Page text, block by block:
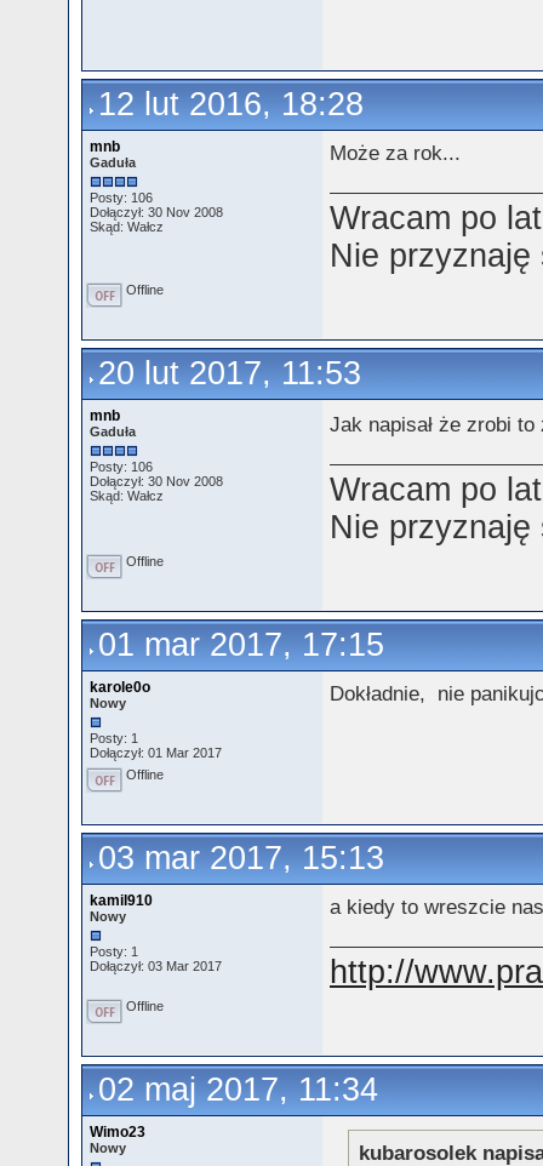
12 lut 2016, 18:28
mnb
Gaduła
Posty: 106
Dołączył: 30 Nov 2008
Skąd: Wałcz
Może za rok...
Wracam po
Nie
Offline
20 lut 2017, 11:53
mnb
Gaduła
Posty: 106
Dołączył: 30 Nov 2008
Skąd: Wałcz
Jak napisał że zrobi
Wracam po
Nie
Offline
01 mar 2017, 17:15
karole0o
Nowy
Posty: 1
Dołączył: 01 Mar 2017
Dokładnie, nie
Offline
03 mar 2017, 15:13
kamil910
Nowy
Posty: 1
Dołączył: 03 Mar 2017
a kiedy to wreszcie
http://
Offline
02 maj 2017, 11:34
Wimo23
Nowy
kubarosolek